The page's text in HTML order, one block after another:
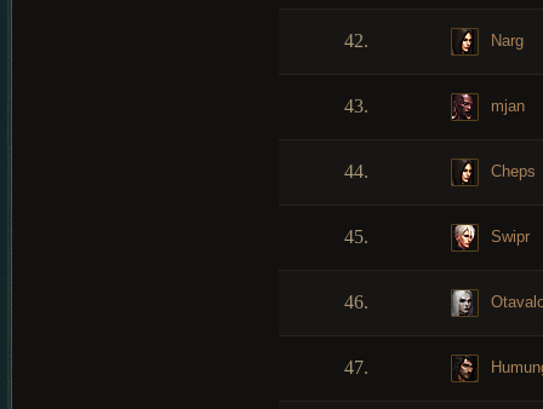
42. Narg
43. mjan
44. Cheps
45. Swipr
46.
47.